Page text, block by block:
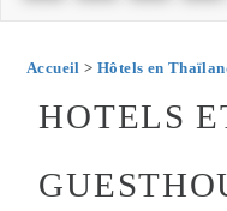
Accueil > Hôtels en
HOTELS